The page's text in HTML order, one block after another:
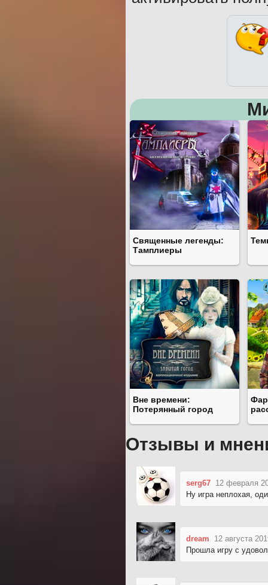
Священные легенды:
Тамплиеры
Вне времени:
Потерянный город
Отзывы и
serg67 12 февраля
Ну игра неплохая,
dream
12 августа
Прошла игру с